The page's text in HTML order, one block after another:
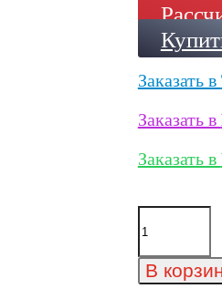
Заказать в
Заказать в
Заказать в
Количество
товара
плитка
ABC
В